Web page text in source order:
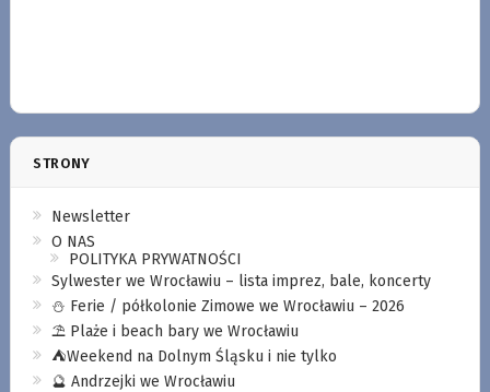
STRONY
Newsletter
O NAS
POLITYKA PRYWATNOŚCI
Sylwester we Wrocławiu – lista imprez, bale, koncerty
⛄️ Ferie / półkolonie Zimowe we Wrocławiu – 2026
⛱️ Plaże i beach bary we Wrocławiu
⛺️Weekend na Dolnym Śląsku i nie tylko
🔮 Andrzejki we Wrocławiu